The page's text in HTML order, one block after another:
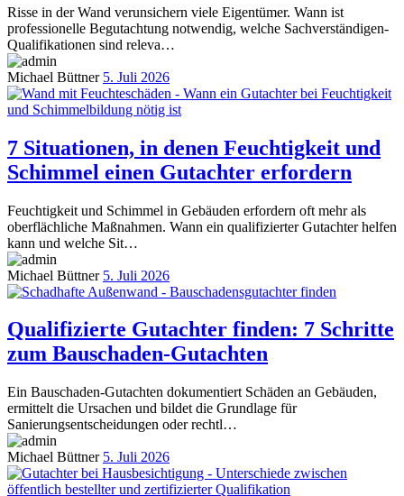
Risse in der Wand verunsichern viele Eigentümer. Wann ist
professionelle Begutachtung notwendig, welche Sachverständigen-
Qualifikationen sind releva…
Michael Büttner 5. Juli 2026
7 Situationen, in denen Feuchtigkeit und
Schimmel einen Gutachter erfordern
Feuchtigkeit und Schimmel in Gebäuden erfordern oft mehr als
oberflächliche Maßnahmen. Wann ein qualifizierter Gutachter helfen
kann und welche Sit…
Michael Büttner 5. Juli 2026
Qualifizierte Gutachter finden: 7 Schritte
zum Bauschaden-Gutachten
Ein Bauschaden-Gutachten dokumentiert Schäden an Gebäuden,
ermittelt die Ursachen und bildet die Grundlage für
Sanierungsentscheidungen oder rechtl…
Michael Büttner 5. Juli 2026